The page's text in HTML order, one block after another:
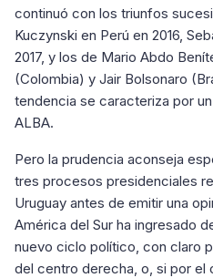
continuó con los triunfos
Kuczynski en Perú en 2016,
2017, y los de Mario Abdo
(Colombia) y Jair Bolsonaro
tendencia se caracteriza por
ALBA.
Pero la prudencia aconseja
tres procesos presidenciales
Uruguay antes de emitir una
América del Sur ha ingresado
nuevo ciclo político, con claro
del centro derecha, o, si por el